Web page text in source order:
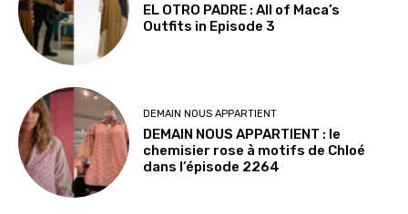
EL OTRO PADRE : All of Maca’s
Outfits in Episode 3
DEMAIN NOUS APPARTIENT
DEMAIN NOUS APPARTIENT : le
chemisier rose à motifs de Chloé
dans l’épisode 2264